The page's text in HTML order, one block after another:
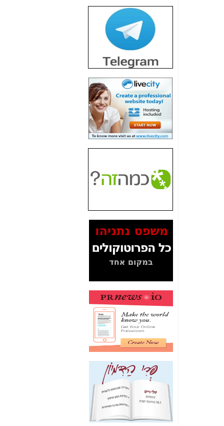
4000" אך בתחום
הסלולר -
חשיפת מה שלא
רוצים שתדעו בעניין
פריסת אנלימיטד
(בניחוח בלתי נסבל) -
כאן
חשיפה: איוב קרא
אישר לקבוצת סלקום
בדיוק מה שביבי אישר
כאן
האם השר איוב קרא
היה צריך בכלל לחתום
על האישור, שנתן
האם ביבי וקרא קבלו
בכלל תמורה עבור
המסמכים בנושא בזק-
Yes (תיק 4000)
לאיש הלא נכון! -כאן
עובדות ומסמכים
האם ביבי כשר
תקשורת עזר לקב'
בזק? -כאן
מה מקור ה-Fake
News שהביא לתפירת
תיק לביבי והעלמת
החשודים הנכונים -כאן
אחת הרגליים של "תיק
4000 התפור"
התמוטטה היום
בניצחון (כפול) של בזק
-
כאן
איך כתבות מפנקות